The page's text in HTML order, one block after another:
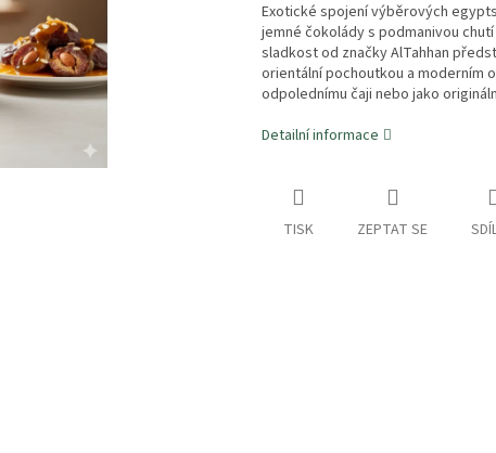
Exotické spojení výběrových
jemné čokolády s podmanivou
sladkost od značky AlTahhan
orientální pochoutkou a moderním
odpolednímu čaji nebo jako
Detailní informace
TISK ZEPTAT SE